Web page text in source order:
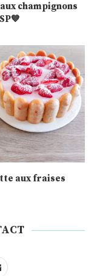
champignons
aux fraises